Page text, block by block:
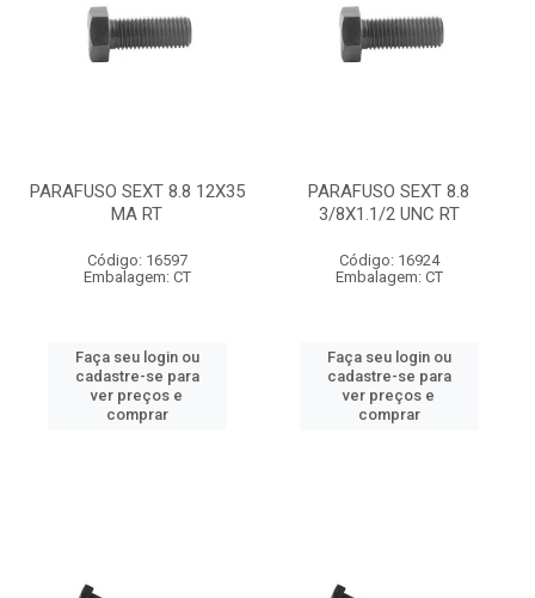
PARAFUSO SEXT 8.8 12X35
MA RT
Código: 16597
Embalagem: CT
Faça seu login ou
cadastre-se para
ver preços e
comprar
PARAFUSO SEXT 8.8
3/8X1.1/2 UNC RT
Código: 16924
Embalagem: CT
Faça seu login ou
cadastre-se para
ver preços e
comprar